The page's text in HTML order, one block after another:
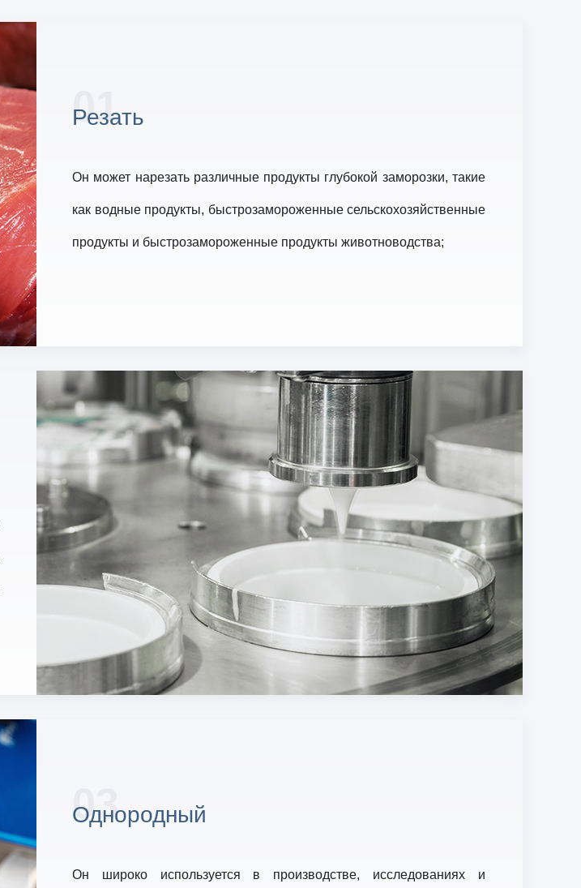
01
Резать
Он может нарезать различные продукты глубокой заморозки, такие
как водные продукты, быстрозамороженные сельскохозяйственные
продукты и быстрозамороженные продукты животноводства;
03
Однородный
Он широко используется в производстве, исследованиях и